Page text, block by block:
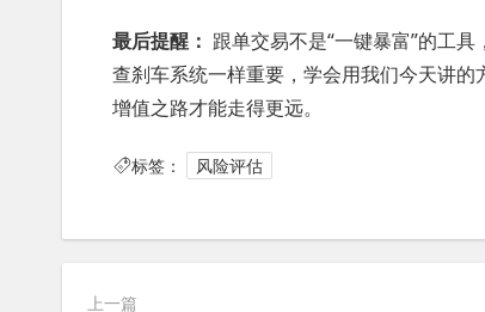
最后提醒： 跟单交易不是“一键暴富”的工
查刹车系统一样重要，学会用我们今天讲的
增值之路才能走得更远。
标签： 风险评估
上一篇